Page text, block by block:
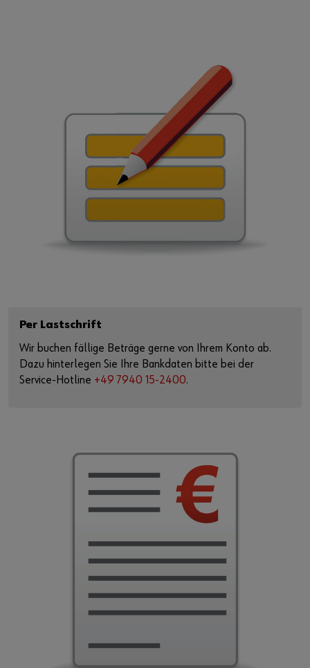
Per Lastschrift
Wir buchen fällige Beträge gerne von Ihrem Konto ab.
Dazu hinterlegen Sie Ihre Bankdaten bitte bei der
Service-Hotline +49 7940 15-2400.